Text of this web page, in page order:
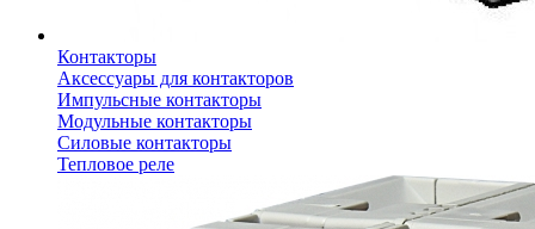
Контакторы
Аксессуары для контакторов
Импульсные контакторы
Модульные контакторы
Силовые контакторы
Тепловое реле